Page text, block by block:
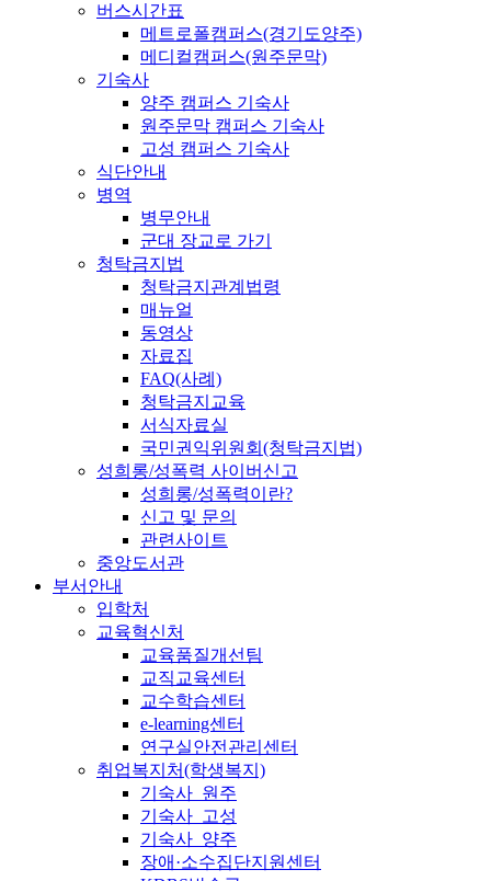
버스시간표
메트로폴캠퍼스(경기도양주)
메디컬캠퍼스(원주문막)
기숙사
양주 캠퍼스 기숙사
원주문막 캠퍼스 기숙사
고성 캠퍼스 기숙사
식단안내
병역
병무안내
군대 장교로 가기
청탁금지법
청탁금지관계법령
매뉴얼
동영상
자료집
FAQ(사례)
청탁금지교육
서식자료실
국민권익위원회(청탁금지법)
성희롱/성폭력 사이버신고
성희롱/성폭력이란?
신고 및 문의
관련사이트
중앙도서관
부서안내
입학처
교육혁신처
교육품질개선팀
교직교육센터
교수학습센터
e-learning센터
연구실안전관리센터
취업복지처(학생복지)
기숙사_원주
기숙사_고성
기숙사_양주
장애·소수집단지원센터